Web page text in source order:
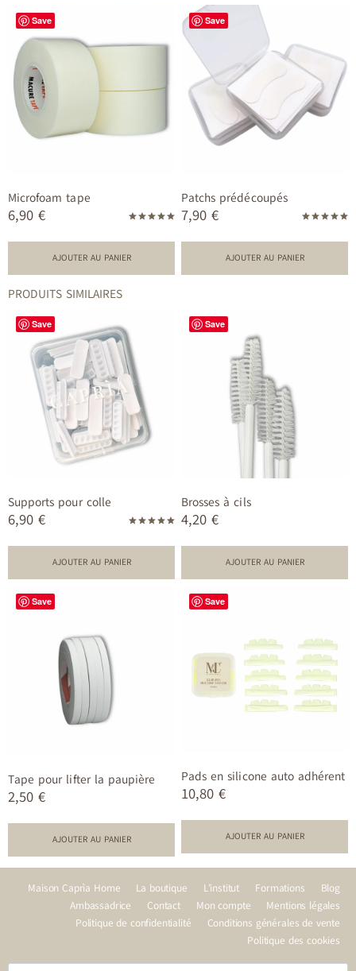
Save
Microfoam tape
6,90 €
AJOUTER AU PANIER
Save
Patchs prédécoupés
7,90 €
AJOUTER AU PANIER
PRODUITS SIMILAIRES
Save
Supports pour colle
6,90 €
AJOUTER AU PANIER
Save
Brosses à cils
4,20 €
AJOUTER AU PANIER
Save
Tape pour lifter la paupière
2,50 €
AJOUTER AU PANIER
Save
Pads en silicone auto adhérent
10,80 €
AJOUTER AU PANIER
Maison Caprìa Home La boutique L’institut Formations
Blog
Ambassadrice
Contact Mon compte
Mentions légales
Politique de confidentialité
Conditions générales de vente
Politique des cookies